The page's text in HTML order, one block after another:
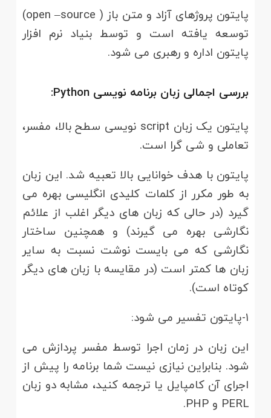
پایتون پروژهای آزاد و متن باز ( open –source)
توسعه یافته است و توسط بنیاد نرم افزار
پایتون اداره و رهبری می شود.
بررسی اجمالی زبان برنامه نویسی Python:
پایتون یک زبان script نویسی سطح بالا، مفسر،
تعاملی و شی گرا است.
پایتون با هدف خوانایی بالا تعبیه شد. این زبان
به طور مکرر از کلمات کلیدی انگلیسی بهره می
گیرد (در حالی که زبان های دیگر اغلب از علائم
نگارشی بهره می گیرند) و همچنین ساختار
نگارشی که می بایست نوشت نسبت به سایر
زبان ها کمتر است (در مقایسه با زبان های دیگر
کوتاه است).
۱-پایتون تفسیر می شود:
این زبان در زمان اجرا توسط مفسر پردازش می
شود. بنابراین نیازی نیست شما برنامه را پیش از
اجرای آن کامپایل یا ترجمه کنید، مشابه دو زبان
PERL و PHP.